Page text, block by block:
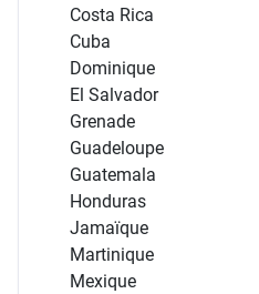
Costa Rica
Cuba
Dominique
El Salvador
Grenade
Guadeloupe
Guatemala
Honduras
Jamaïque
Martinique
Mexique